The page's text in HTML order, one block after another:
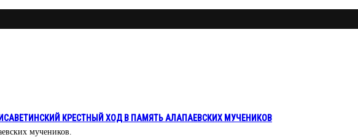
КРЕСТНЫЙ ХОД В ПАМЯТЬ АЛАПАЕВСКИХ МУЧЕНИКОВ
мучеников.